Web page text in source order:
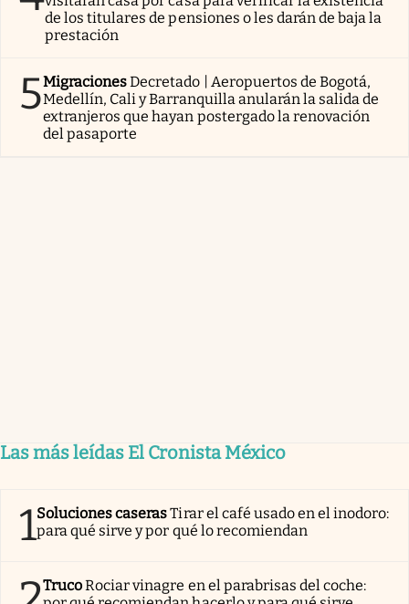
de los titulares de pensiones o les darán de baja la
prestación
5MigracionesDecretado | Aeropuertos de Bogotá,
Medellín, Cali y Barranquilla anularán la salida de
extranjeros que hayan postergado la renovación
del pasaporte
Las más leídas El Cronista México
1Soluciones caserasTirar el café usado en el inodoro:
para qué sirve y por qué lo recomiendan
TrucoRociar vinagre en el parabrisas del coche: